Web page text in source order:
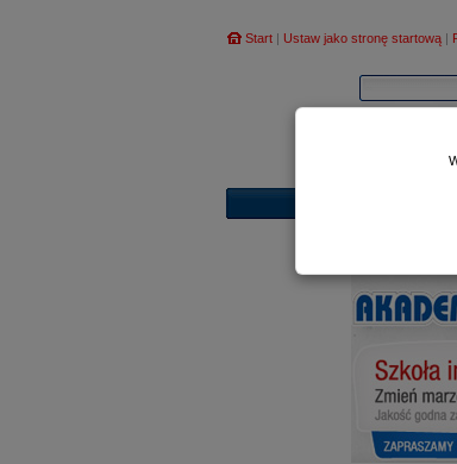
Start | Ustaw jako stronę startową |